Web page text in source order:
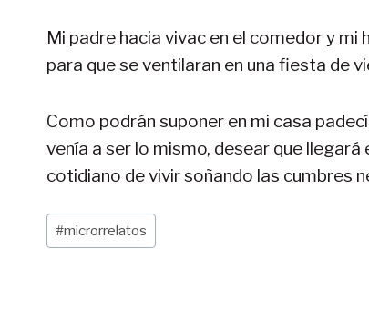
Mi padre hacia vivac en el comedor y
para que se ventilaran en una fiesta de
Como podrán suponer en mi casa
venía a ser lo mismo, desear que
cotidiano de vivir soñando las cumbres
Etiquetas
de
#microrrelatos